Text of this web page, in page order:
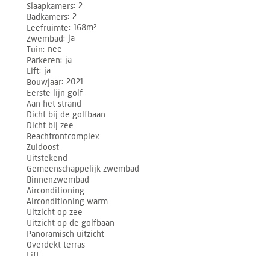
Slaapkamers 2
Badkamers 2
Leefruimte 168m²
Zwembad ja
Tuin nee
Parkeren ja
Lift ja
Bouwjaar 2021
Eerste lijn golf
Aan het strand
Dicht bij de golfbaan
Dicht bij zee
Beachfrontcomplex
Zuidoost
Uitstekend
Gemeenschappelijk zwembad
Binnenzwembad
Airconditioning
Airconditioning warm
Uitzicht op zee
Uitzicht op de golfbaan
Panoramisch uitzicht
Overdekt terras